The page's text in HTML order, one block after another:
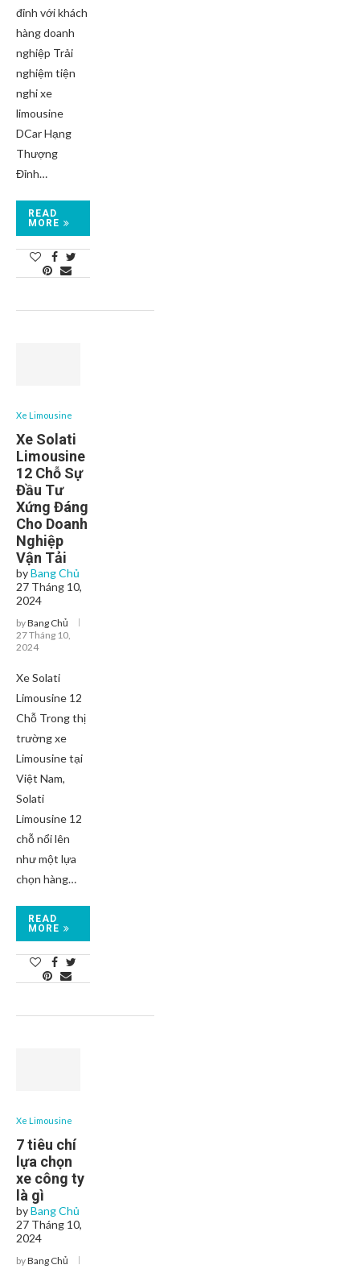
đỉnh với khách
hàng doanh
nghiệp Trải
nghiệm tiện
nghi xe
limousine
DCar Hạng
Thượng
Đỉnh…
READ
MORE
Xe Limousine
Xe Solati
Limousine
12 Chỗ Sự
Đầu Tư
Xứng Đáng
Cho Doanh
Nghiệp
Vận Tải
byBang Chủ
27 Tháng 10,
2024
byBang Chủ
27 Tháng 10,
2024
Xe Solati
Limousine 12
Chỗ Trong thị
trường xe
Limousine tại
Việt Nam,
Solati
Limousine 12
chỗ nổi lên
như một lựa
chọn hàng…
READ
MORE
Xe Limousine
7 tiêu chí
lựa chọn
xe công ty
là gì
byBang Chủ
27 Tháng 10,
2024
byBang Chủ